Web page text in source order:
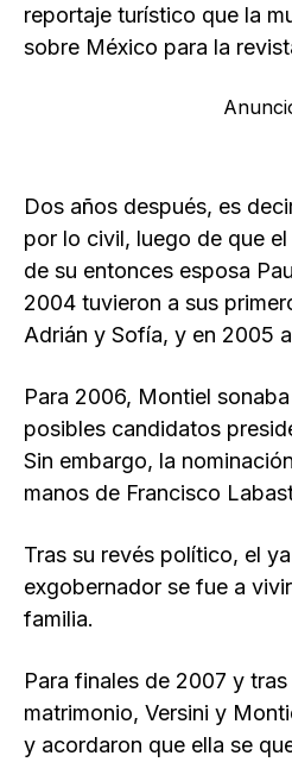
reportaje turístico que la
sobre México para la
Dos años después, es
por lo civil, luego de que
de su entonces esposa
2004 tuvieron a sus
Adrián y Sofía, y en 2005
Para 2006, Montiel
posibles candidatos
Sin embargo, la
manos de Francisco
Tras su revés político, el
exgobernador se fue a
familia.
Para finales de 2007 y
matrimonio, Versini y
y acordaron que ella se